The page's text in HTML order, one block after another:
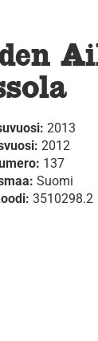
2013
2012
137
Suomi
3510298.2